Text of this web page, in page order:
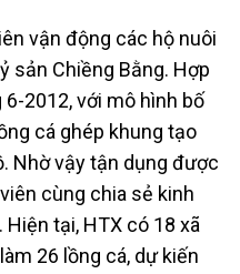
vận động các hộ nuôi
sản Chiềng Bằng. Hợp
2012, với mô hình bố
cá ghép khung tạo
Nhờ vậy tận dụng được
cùng chia sẻ kinh
tại, HTX có 18 xã
26 lồng cá, dự kiến